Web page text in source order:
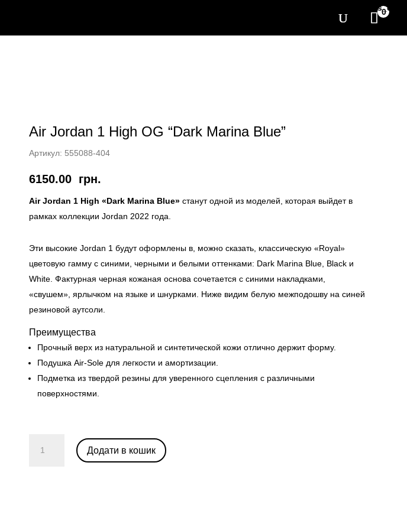
0
Air Jordan 1 High OG “Dark Marina Blue”
Артикул: 555088-404
6150.00 грн.
Air Jordan 1 High «Dark Marina Blue» станут одной из моделей, которая выйдет в
рамках коллекции Jordan 2022 года.
Эти высокие Jordan 1 будут оформлены в, можно сказать, классическую «Royal»
цветовую гамму с синими, черными и белыми оттенками: Dark Marina Blue, Black и
White. Фактурная черная кожаная основа сочетается с синими накладками,
«свушем», ярлычком на языке и шнурками. Ниже видим белую межподошву на синей
резиновой аутсоли.
Преимущества
Прочный верх из натуральной и синтетической кожи отлично держит форму.
Подушка Air-Sole для легкости и амортизации.
Подметка из твердой резины для уверенного сцепления с различными
поверхностями.
Jordan
Додати в кошик